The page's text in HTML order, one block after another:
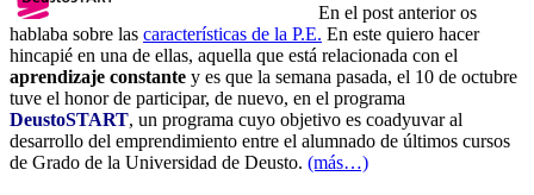
En el post anterior os
hablaba sobre las características de la P.E. En este quiero hacer
hincapié en una de ellas, aquella que está relacionada con el
aprendizaje constante y es que la semana pasada, el 10 de octubre
tuve el honor de participar, de nuevo, en el programa
DeustoSTART, un programa cuyo objetivo es coadyuvar al
desarrollo del emprendimiento entre el alumnado de últimos cursos
de Grado de la Universidad de Deusto. (más…)